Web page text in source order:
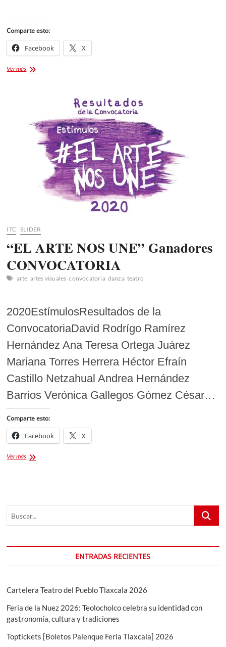
Comparte esto:
Facebook X
Ver más35
2020
[convocatoria]
ITC SLIDER
“EL ARTE NOS UNE” Ganadores
CONVOCATORIA
arte artes visuales convocatoria danza teatro
2020EstímulosResultados de la
ConvocatoriaDavid Rodrígo Ramírez
Hernández Ana Teresa Ortega Juárez
Mariana Torres Herrera Héctor Efraín
Castillo Netzahual Andrea Hernández
Barrios Verónica Gallegos Gómez César…
Comparte esto:
Facebook X
Ver más“EL
Buscar...
ENTRADAS RECIENTES
Cartelera Teatro del Pueblo Tlaxcala 2026
Feria de la Nuez 2026: Teolocholco celebra su identidad con
gastronomía, cultura y tradiciones
Toptickets [Boletos Palenque Feria Tlaxcala] 2026